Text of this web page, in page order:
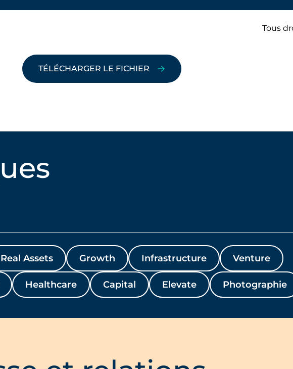
Tous
TÉLÉCHARGER LE FICHIER
Real Assets Growth Infrastructure Venture
Healthcare Capital Elevate Photographie